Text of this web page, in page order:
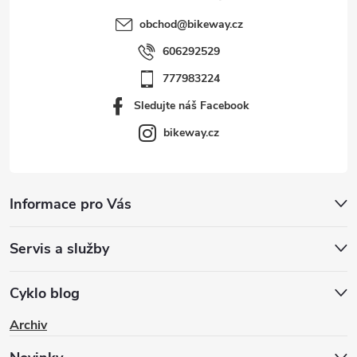
obchod@bikeway.cz
606292529
777983224
Sledujte náš Facebook
bikeway.cz
Informace pro Vás
Servis a služby
Cyklo blog
Archiv